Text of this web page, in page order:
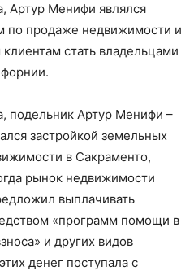
Артур Менифи являлся
по продаже недвижимости и
стать владельцами
подельник Артур Менифи –
застройкой земельных
в Сакраменто,
рынок недвижимости
выплачивать
«программ помощи в
и других видов
денег поступала с